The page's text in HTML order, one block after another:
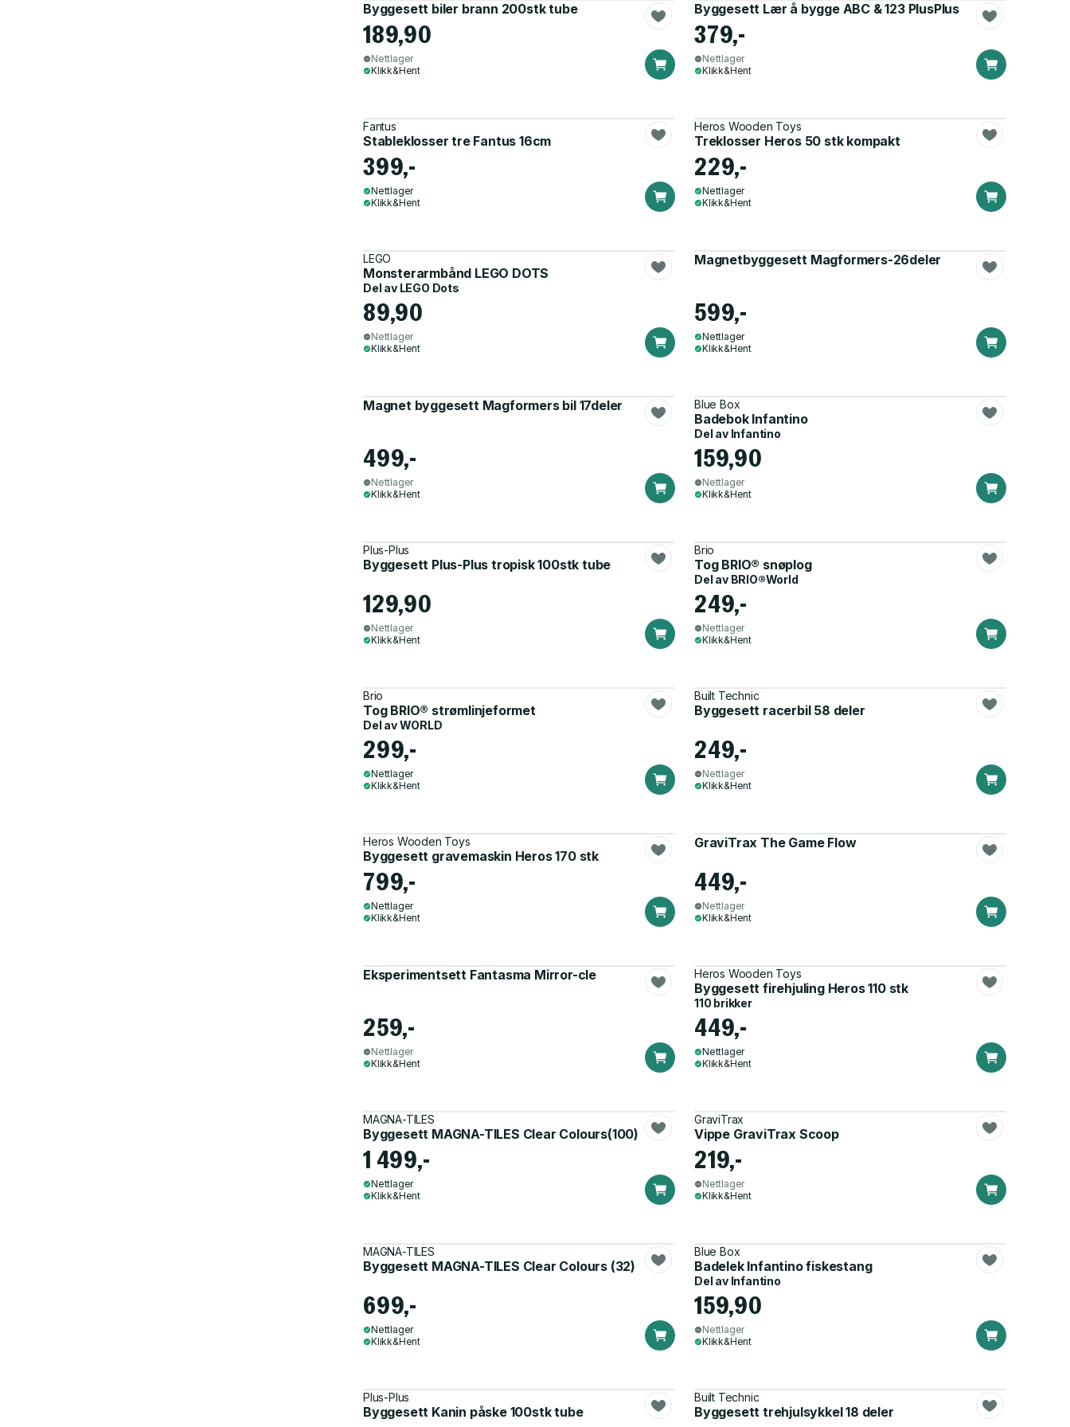
Byggesett biler brann 200stk tube
189,90
Nettlager
Klikk&Hent
Byggesett Lær å bygge ABC & 123 PlusPlus
379,-
Nettlager
Klikk&Hent
Fantus
Stableklosser tre Fantus 16cm
399,-
Nettlager
Klikk&Hent
Heros Wooden Toys
Treklosser Heros 50 stk kompakt
229,-
Nettlager
Klikk&Hent
LEGO
Monsterarmbånd LEGO DOTS
Del av LEGO Dots
89,90
Nettlager
Klikk&Hent
Magnetbyggesett Magformers-26deler
599,-
Nettlager
Klikk&Hent
Magnet byggesett Magformers bil 17deler
499,-
Nettlager
Klikk&Hent
Blue Box
Badebok Infantino
Del av Infantino
159,90
Nettlager
Klikk&Hent
Plus-Plus
Byggesett Plus-Plus tropisk 100stk tube
129,90
Nettlager
Klikk&Hent
Brio
Tog BRIO® snøplog
Del av BRIO®World
249,-
Nettlager
Klikk&Hent
Brio
Tog BRIO® strømlinjeformet
Del avWORLD
299,-
Nettlager
Klikk&Hent
Built Technic
Byggesett racerbil 58 deler
249,-
Nettlager
Klikk&Hent
Heros Wooden Toys
Byggesett gravemaskin Heros 170 stk
799,-
Nettlager
Klikk&Hent
GraviTrax The Game Flow
449,-
Nettlager
Klikk&Hent
Eksperimentsett Fantasma Mirror-cle
259,-
Nettlager
Klikk&Hent
Heros Wooden Toys
Byggesett firehjuling Heros 110 stk
110 brikker
449,-
Nettlager
Klikk&Hent
MAGNA-TILES
Byggesett MAGNA-TILES Clear Colours(100)
1 499,-
Nettlager
Klikk&Hent
GraviTrax
Vippe GraviTrax Scoop
219,-
Nettlager
Klikk&Hent
MAGNA-TILES
Byggesett MAGNA-TILES Clear Colours (32)
699,-
Nettlager
Klikk&Hent
Blue Box
Badelek Infantino fiskestang
Del av Infantino
159,90
Nettlager
Klikk&Hent
Plus-Plus
Byggesett Kanin påske 100stk tube
Built Technic
Byggesett trehjulsykkel 18 deler